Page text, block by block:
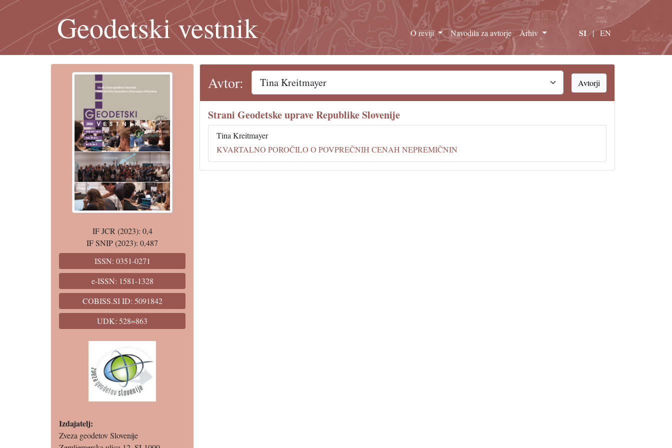
Geodetski vestnik O reviji Navodila za avtorje Arhiv SI | EN
IF JCR (2023): 0,4
IF SNIP (2023): 0,487
ISSN: 0351-0271
e-ISSN: 1581-1328
COBISS.SI ID: 5091842
UDK: 528=863
Izdajatelj:
Zveza geodetov Slovenije
Avtor: Avtorji
Strani Geodetske uprave Republike Slovenije
Tina Kreitmayer
KVARTALNO POROČILO O POVPREČNIH CENAH NEPREMIČNIN